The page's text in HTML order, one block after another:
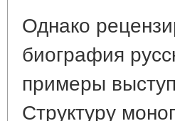
Однако
биография
примеры
Структуру